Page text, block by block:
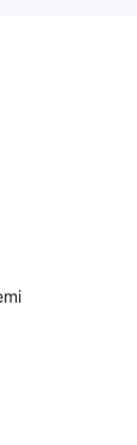
stand
ait bil
fayda va
hakkında